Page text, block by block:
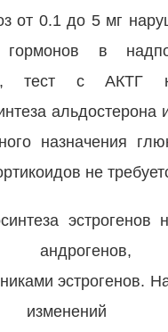
от 0.1 до 5 мг
гормонов в
тест с АКТГ
альдостерона
назначения
не
эстрогенов
андрогенов,
эстрогенов.